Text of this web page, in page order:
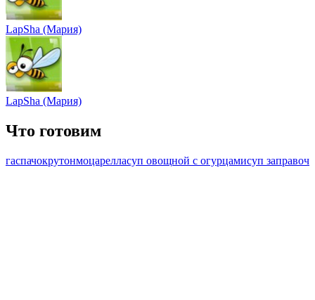
LapSha (Мария)
LapSha (Мария)
Что готовим
гаспачокрутонмоцарелласуп овощной с огурцамисуп